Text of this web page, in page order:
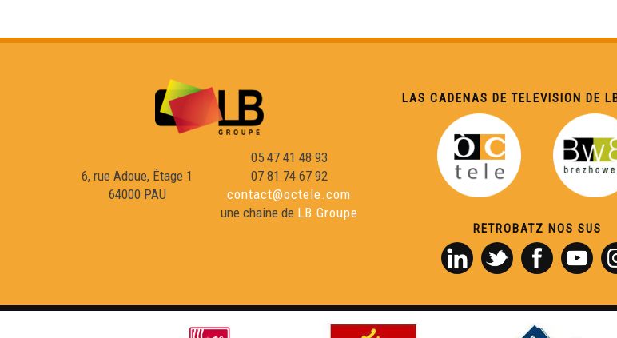
6, rue Adoue, Étage 1
64000 PAU
05 47 41 48 93
07 81 74 67 92
contact@octele.com
une chaine de LB Groupe
LAS CADENAS DE TELEVISION DE
RETROBATZ NOS SUS